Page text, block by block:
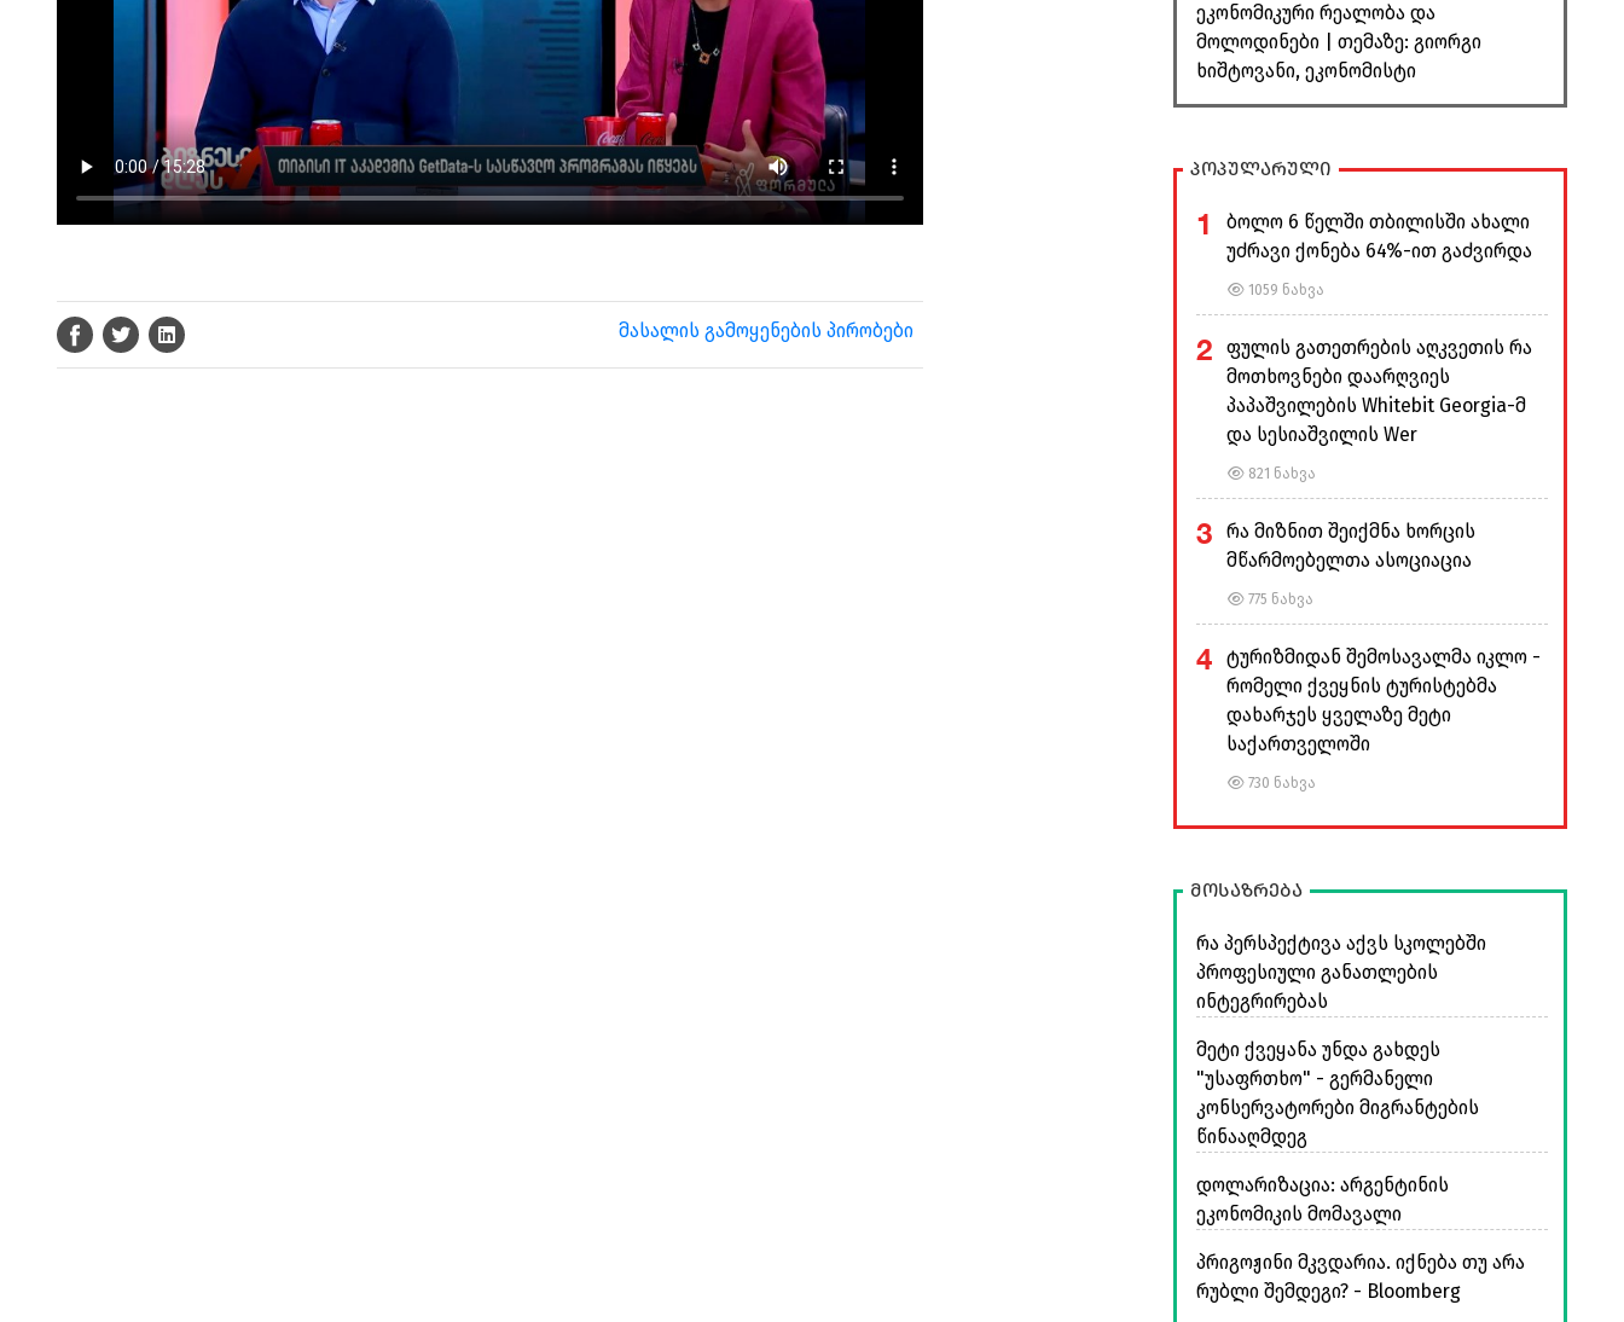
მასალის გამოყენების პირობები
ეკონომიკური რეალობა და
მოლოდინები | თემაზე: გიორგი
ხიშტოვანი, ეკონომისტი
პოპულარული
1
ბოლო 6 წელში თბილისში ახალი
უძრავი ქონება 64%-ით გაძვირდა
1059 ნახვა
2
ფულის გათეთრების აღკვეთის რა
მოთხოვნები დაარღვიეს
პაპაშვილების Whitebit Georgia-მ
და სესიაშვილის Wer
821 ნახვა
3
რა მიზნით შეიქმნა ხორცის
მწარმოებელთა ასოციაცია
775 ნახვა
4
ტურიზმიდან შემოსავალმა იკლო -
რომელი ქვეყნის ტურისტებმა
დახარჯეს ყველაზე მეტი
საქართველოში
730 ნახვა
მოსაზრება
რა პერსპექტივა აქვს სკოლებში
პროფესიული განათლების
ინტეგრირებას
მეტი ქვეყანა უნდა გახდეს
"უსაფრთხო" - გერმანელი
კონსერვატორები მიგრანტების
წინააღმდეგ
დოლარიზაცია: არგენტინის
ეკონომიკის მომავალი
პრიგოჟინი მკვდარია. იქნება თუ არა
რუბლი შემდეგი? - Bloomberg